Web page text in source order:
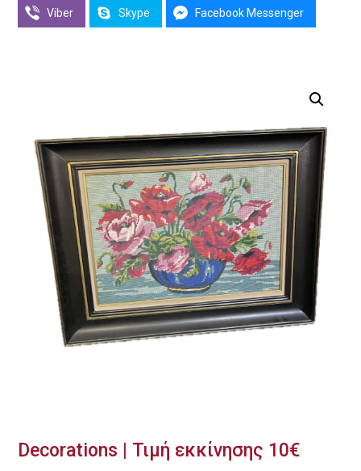
Viber Skype Facebook Messenger
Decorations | Τιμή εκκίνησης 10€